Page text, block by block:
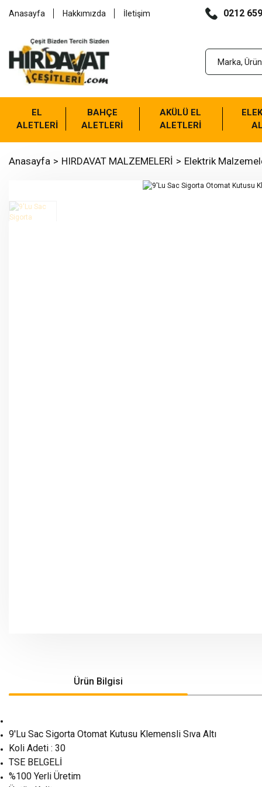
Anasayfa Hakkımızda İletişim 0212
EL
ALETLERİ
BAHÇE
ALETLERİ
AKÜLÜ EL
ALETLERİ
Anasayfa HIRDAVAT MALZEMELERİ Elektrik
Ürün Bilgisi
9'Lu Sac Sigorta Otomat Kutusu Klemensli Sıva Altı
Koli Adeti : 30
TSE BELGELİ
%100 Yerli Üretim